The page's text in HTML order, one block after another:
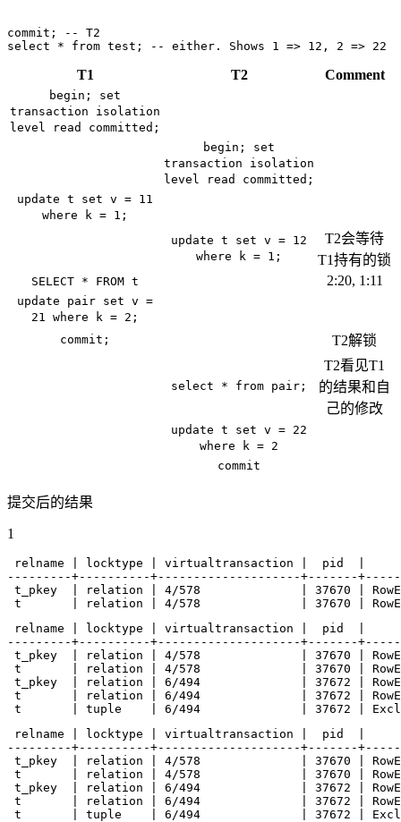
commit ;
select
* from test ; -- either. Shows 1 => 12, 2 => 22
T1 T2 Comment
begin; set
transaction isolation
level read committed;
begin; set
transaction isolation
level read committed;
update t set v = 11
where k = 1;
update t set v = 12
where k = 1;
T2会等待
T1持有的锁
SELECT * FROM t 2:20, 1:11
update pair set v =
21 where k = 2;
commit;
T2解锁
select * from pair;
T2看见T1
的结果和自
己的修改
update t set v = 22
where k = 2
commit
提交后的结果
1
relname locktype virtualtransaction
  pid
t_pkey
relation 4/578 37670
t
relation 4/578 37670
relname
locktype virtualtransaction
  pid
t_pkey
relation 4/578 37670
t
relation 4/578 37670
t_pkey
relation 6/494 37672
t
relation 6/494 37672
t
tuple 6/494 37672
relname
locktype virtualtransaction
  pid
t_pkey
relation 4/578 37670
t
relation 4/578 37670
t_pkey
relation 6/494 37672
t
relation 6/494 37672
t
tuple 6/494 37672